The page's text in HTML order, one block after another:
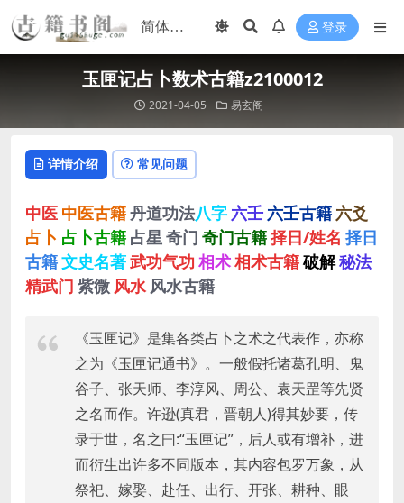
登录
玉匣记占卜数术古籍z2100012
2021-04-05 易玄阁
详情介绍 常见问题
中医 中医古籍丹道功法八字 六壬 六壬古籍 六爻
占卜 占卜古籍 占星 奇门 奇门古籍择日/姓名 择日
古籍文史名著武功气功 相术相术古籍破解秘法
精武门 紫微 风水 风水古籍
《玉匣记》是集各类占卜之术之代表作，亦称
之为《玉匣记通书》。一般假托诸葛孔明、鬼
谷子、张天师、李淳风、周公、袁天罡等先贤
之名而作。许逊(真君，晋朝人)得其妙要，传
录于世，名之曰:“玉匣记”，后人或有增补，进
而衍生出许多不同版本，其内容包罗万象，从
祭祀、嫁娶、赴任、出行、开张、耕种、眼